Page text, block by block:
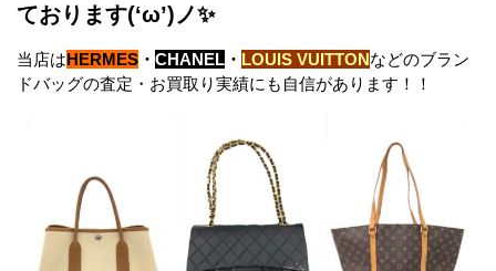
ております(‘ω’)ノ✨
当店はHERMES ・ CHANEL ・ LOUIS VUITTONなどのブラン
ドバッグの査定・お買取り実績にも自信があります！！